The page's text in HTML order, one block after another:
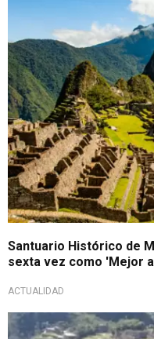
Santuario Histórico de
sexta vez como 'Mejor
ACTUALIDAD
¡Orgullo nacional!